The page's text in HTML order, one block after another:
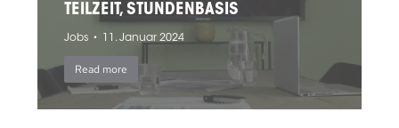
TEILZEIT, STUNDENBASIS
Jobs 11. Januar 2024
Read more